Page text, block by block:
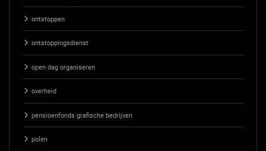
ontstoppen
ontstoppingsdienst
open dag organiseren
overheid
pensioenfonds grafische bedrijven
polen